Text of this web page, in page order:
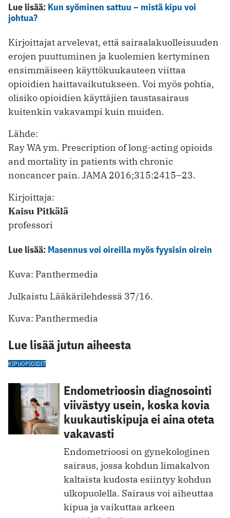
Lue lisää: Kun syöminen sattuu – mistä kipu voi
johtua?
Kirjoittajat arvelevat, että sairaalakuolleisuuden
erojen puuttuminen ja kuolemien kertyminen
ensimmäiseen käyttökuukauteen viittaa
opioidien haittavaikutukseen. Voi myös pohtia,
olisiko opioidien käyttäjien taustasairaus
kuitenkin vakavampi kuin muiden.
Lähde:
Ray WA ym. Prescription of long-acting opioids
and ­mortality in patients with chronic
noncancer pain. JAMA 2016;315:2415–23.
Kirjoittaja:
Kaisu Pitkälä
professori
Lue lisää: Masennus voi oireilla myös fyysisin oirein
Kuva: Panthermedia
Julkaistu Lääkärilehdessä 37/16.
Kuva: Panthermedia
Lue lisää jutun aiheesta
KIPUOPIOIDIT
Endometrioosin diagnosointi
viivästyy usein, koska kovia
kuukautiskipuja ei aina oteta
vakavasti
Endometrioosi on gynekologinen
sairaus, jossa kohdun limakalvon
kaltaista kudosta esiintyy kohdun
ulkopuolella. Sairaus voi aiheuttaa
kipua ja vaikuttaa arkeen